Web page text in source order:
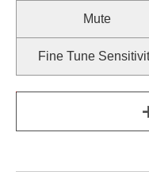
Mute
Fine Tune